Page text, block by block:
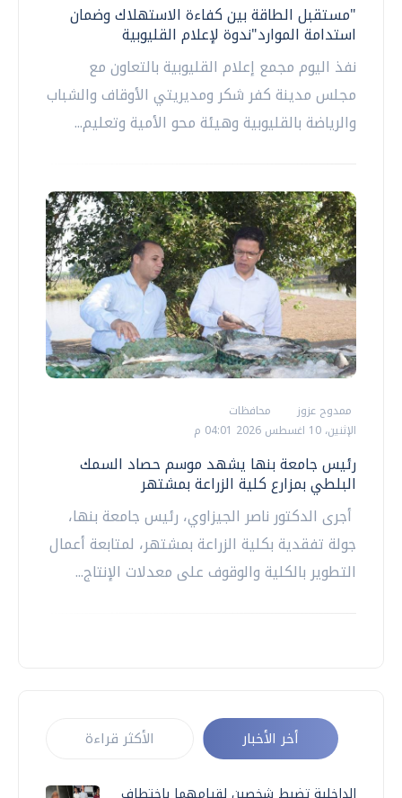
"مستقبل الطاقة بين كفاءة الاستهلاك وضمان
استدامة الموارد"ندوة لإعلام القليوبية
نفذ اليوم مجمع إعلام القليوبية بالتعاون مع
مجلس مدينة كفر شكر ومديريتي الأوقاف والشباب
والرياضة بالقليوبية وهيئة محو الأمية وتعليم...
ممدوح عزوز
محافظات
الإثنين، 10 اغسطس 2026 04:01 م
رئيس جامعة بنها يشهد موسم حصاد السمك
البلطي بمزارع كلية الزراعة بمشتهر
أجرى الدكتور ناصر الجيزاوي، رئيس جامعة بنها،
جولة تفقدية بكلية الزراعة بمشتهر، لمتابعة أعمال
التطوير بالكلية والوقوف على معدلات الإنتاج...
أخر الأخبار الأكثر قراءة